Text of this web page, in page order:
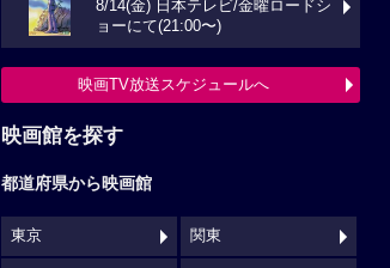
8/14(金) 日本テレビ/金曜ロードシ
ョーにて(21:00〜)
映画TV放送スケジュールへ
映画館を探す
都道府県から映画館
東京 関東